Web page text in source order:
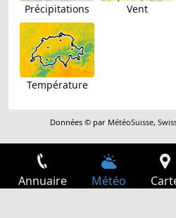
Précipitations Vent
Température
Données © par MétéoSuisse,
Annuaire Météo